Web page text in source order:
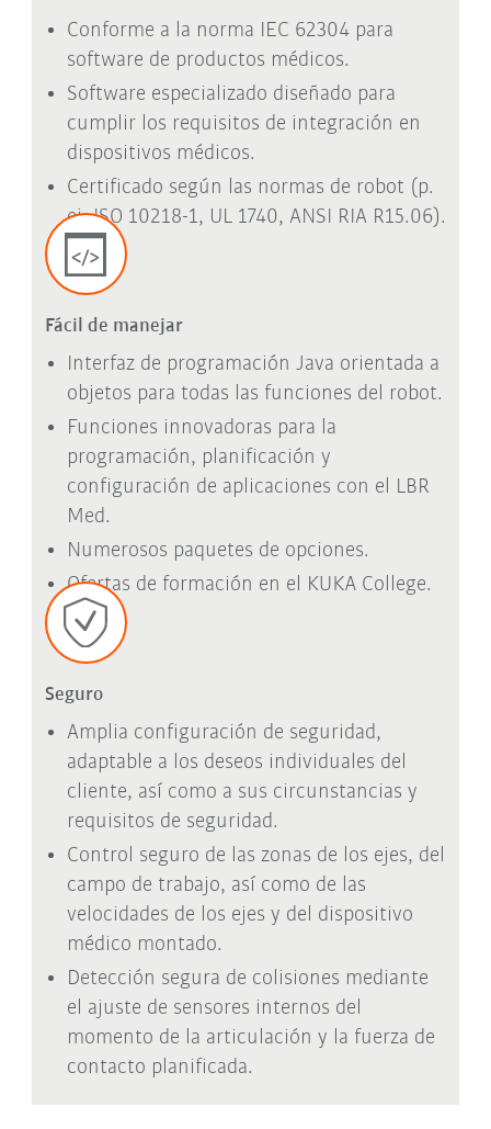
Conforme a la norma IEC 62304 para
software de productos médicos.
Software especializado diseñado para
cumplir los requisitos de integración en
dispositivos médicos.
Certificado según las normas de robot (p.
ej. ISO 10218-1, UL 1740, ANSI RIA R15.06).
Fácil de manejar
Interfaz de programación Java orientada a
objetos para todas las funciones del robot.
Funciones innovadoras para la
programación, planificación y
configuración de aplicaciones con el LBR
Med.
Numerosos paquetes de opciones.
Ofertas de formación en el KUKA College.
Seguro
Amplia configuración de seguridad,
adaptable a los deseos individuales del
cliente, así como a sus circunstancias y
requisitos de seguridad.
Control seguro de las zonas de los ejes, del
campo de trabajo, así como de las
velocidades de los ejes y del dispositivo
médico montado.
Detección segura de colisiones mediante
el ajuste de sensores internos del
momento de la articulación y la fuerza de
contacto planificada.